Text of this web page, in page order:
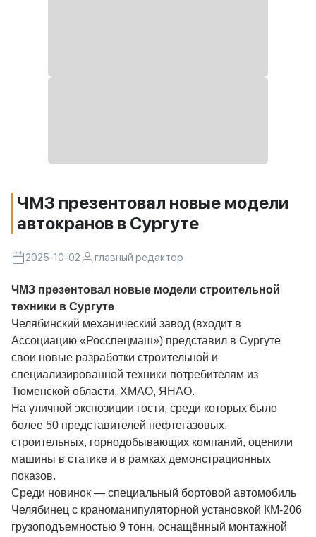
ЧМЗ презентовал новые модели
автокранов в Сургуте
2025-10-02 главный редактор
ЧМЗ презентовал новые модели строительной
техники в Сургуте
Челябинский механический завод (входит в
Ассоциацию «Росспецмаш») представил в Сургуте
свои новые разработки строительной и
специализированной техники потребителям из
Тюменской области, ХМАО, ЯНАО.
На уличной экспозиции гости, среди которых было
более 50 представителей нефтегазовых,
строительных, горнодобывающих компаний, оценили
машины в статике и в рамках демонстрационных
показов.
Среди новинок — специальный бортовой автомобиль
Челябинец с краноманипуляторной установкой КМ-206
грузоподъемностью 9 тонн, оснащённый монтажной